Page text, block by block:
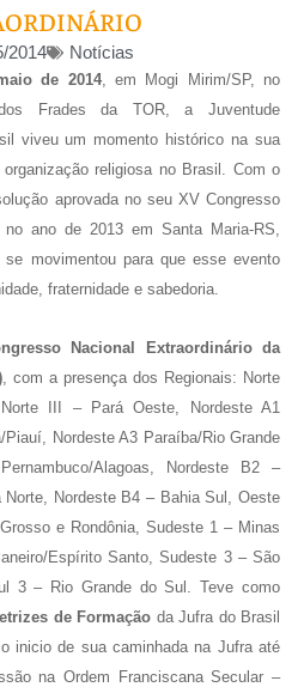
2014 Notícias
de 2014, em Mogi Mirim/SP, no
Frades da TOR, a Juventude
viveu um momento histórico na sua
religiosa no Brasil. Com o
aprovada no seu XV Congresso
no ano de 2013 em Santa Maria-RS,
movimentou para que esse evento
fraternidade e sabedoria.
Nacional Extraordinário da
, com a presença dos Regionais: Norte
III – Pará Oeste, Nordeste A1
Piauí, Nordeste A3 Paraíba/Rio Grande
Alagoas, Nordeste B2 –
Nordeste B4 – Bahia Sul, Oeste
e Rondônia, Sudeste 1 – Minas
Espírito Santo, Sudeste 3 – São
3 – Rio Grande do Sul. Teve como
de Formação da Jufra do Brasil
inicio de sua caminhada na Jufra até
na Ordem Franciscana Secular –